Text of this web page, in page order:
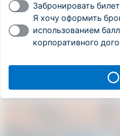
Забронировать
Я хочу оформить
использованием
корпоративного